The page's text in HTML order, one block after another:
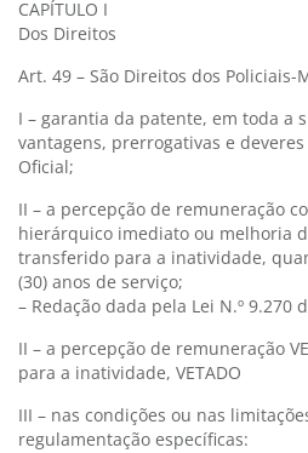
CAPÍTULO I
Dos Direitos
Art. 49 – São Direitos dos Policiais-
I – garantia da patente, em toda a
vantagens, prerrogativas e
Oficial;
II – a percepção de remuneração
hierárquico imediato ou melhoria
transferido para a inatividade,
(30) anos de serviço;
– Redação dada pela Lei N.º 9.270
II – a percepção de remuneração
para a inatividade, VETADO
III – nas condições ou nas
regulamentação específicas: